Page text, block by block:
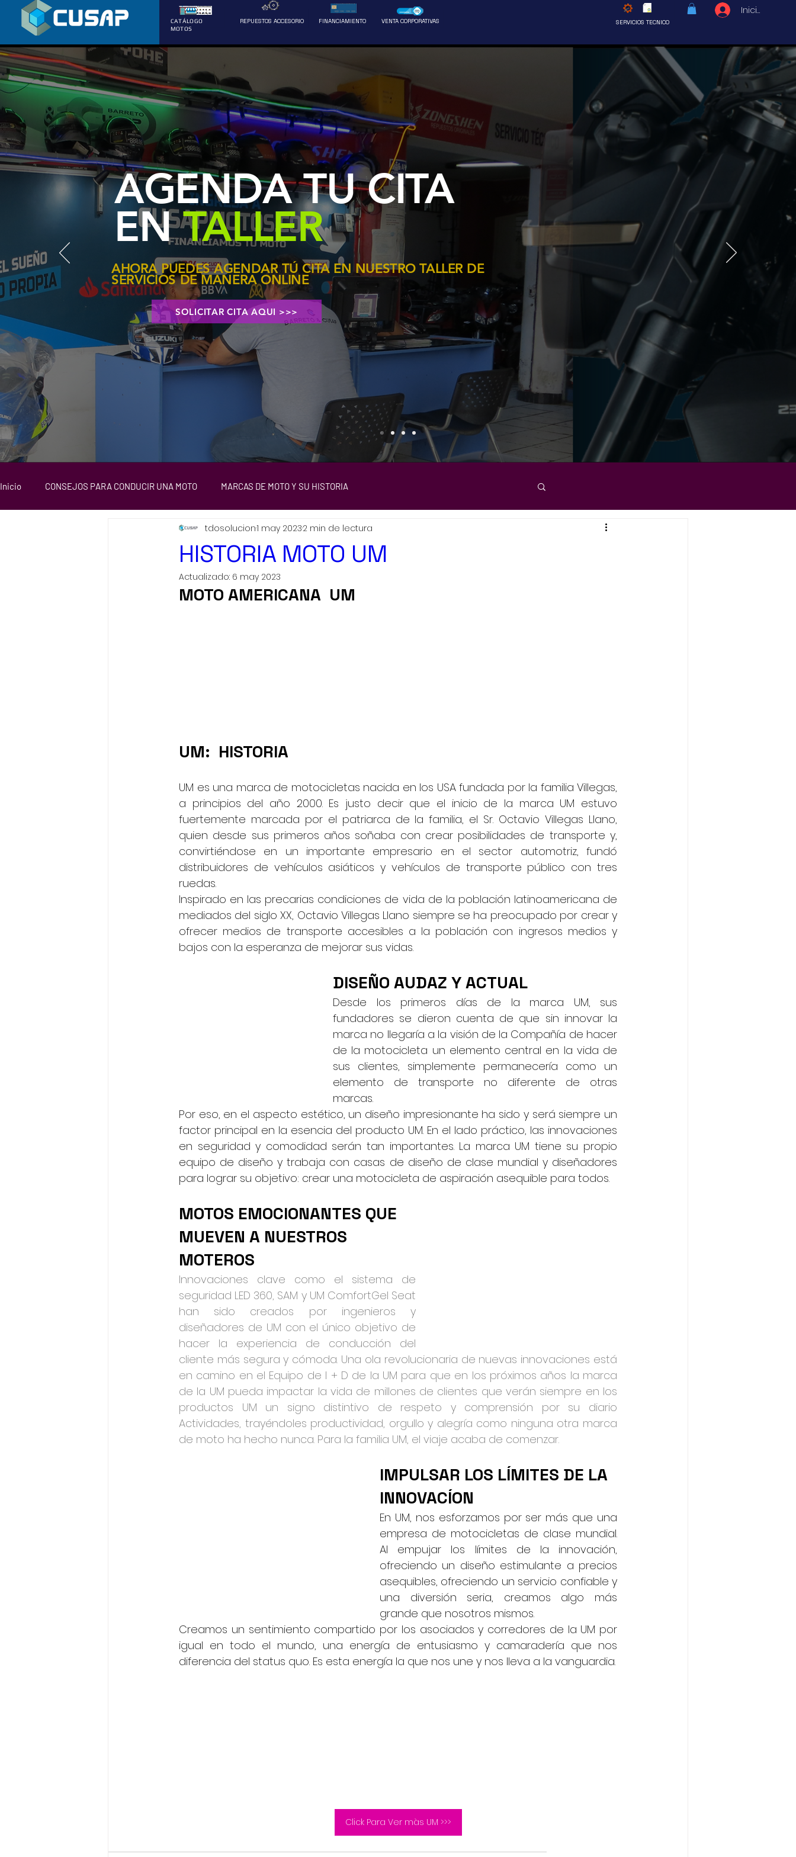
CATÁLOGO
MOTOS
REPUESTOS ACCESORIO FINANCIAMIENTO VENTA CORPORATIVAS SERVICIOS TECNICO
Iniciar sesión
AGENDA TU CITA
ENTALLER
AHORA PUEDES AGENDAR TÚ CITA EN NUESTRO TALLER DE
SERVICIOS DE MANERA ONLINE
SOLICITAR CITA AQUI >>>
Inicio CONSEJOS PARA CONDUCIR UNA MOTO MARCAS DE MOTO Y SU HISTORIA
COMO PREVENIR DESGASTE EN UNA MOTO NOTICIAS Partes de una moto y sus funciones
HISTORIA MOTO UM
tdosolucion1 may 20232 min de lectura
Actualizado: 6 may 2023
MOTO AMERICANA  UM
UM:  HISTORIA
UM es una marca de motocicletas nacida en los USA fundada por la familia Villegas,
a principios del año 2000. Es justo decir que el inicio de la marca UM estuvo
fuertemente marcada por el patriarca de la familia, el Sr. Octavio Villegas Llano,
quien desde sus primeros años soñaba con crear posibilidades de transporte y,
convirtiéndose en un importante empresario en el sector automotriz, fundó
distribuidores de vehículos asiáticos y vehículos de transporte público con tres
ruedas.
Inspirado en las precarias condiciones de vida de la población latinoamericana de
mediados del siglo XX, Octavio Villegas Llano siempre se ha preocupado por crear y
ofrecer medios de transporte accesibles a la población con ingresos medios y
bajos con la esperanza de mejorar sus vidas.
DISEÑO AUDAZ Y ACTUAL
Desde los primeros días de la marca UM, sus
fundadores se dieron cuenta de que sin innovar la
marca no llegaría a la visión de la Compañía de hacer
de la motocicleta un elemento central en la vida de
sus clientes, simplemente permanecería como un
elemento de transporte no diferente de otras
marcas.
Por eso, en el aspecto estético, un diseño impresionante ha sido y será siempre un
factor principal en la esencia del producto UM. En el lado práctico, las innovaciones
en seguridad y comodidad serán tan importantes. La marca UM tiene su propio
equipo de diseño y trabaja con casas de diseño de clase mundial y diseñadores
para lograr su objetivo: crear una motocicleta de aspiración asequible para todos.
MOTOS EMOCIONANTES QUE
MUEVEN A NUESTROS
MOTEROS
Innovaciones clave como el sistema de
seguridad LED 360, SAM y UM ComfortGel Seat
han sido creados por ingenieros y
diseñadores de UM con el único objetivo de
hacer la experiencia de conducción del
cliente más segura y cómoda. Una ola revolucionaria de nuevas innovaciones está
en camino en el Equipo de I + D de la UM para que en los próximos años la marca
de la UM pueda impactar la vida de millones de clientes que verán siempre en los
productos UM un signo distintivo de respeto y comprensión por su diario
Actividades, trayéndoles productividad, orgullo y alegría como ninguna otra marca
de moto ha hecho nunca. Para la familia UM, el viaje acaba de comenzar.
IMPULSAR LOS LÍMITES DE LA
INNOVACÍON
En UM, nos esforzamos por ser más que una
empresa de motocicletas de clase mundial.
Al empujar los límites de la innovación,
ofreciendo un diseño estimulante a precios
asequibles, ofreciendo un servicio confiable y
una diversión seria, creamos algo más
grande que nosotros mismos.
Creamos un sentimiento compartido por los asociados y corredores de la UM por
igual en todo el mundo, una energía de entusiasmo y camaradería que nos
diferencia del status quo. Es esta energía la que nos une y nos lleva a la vanguardia.
Click Para Ver màs UM >>>